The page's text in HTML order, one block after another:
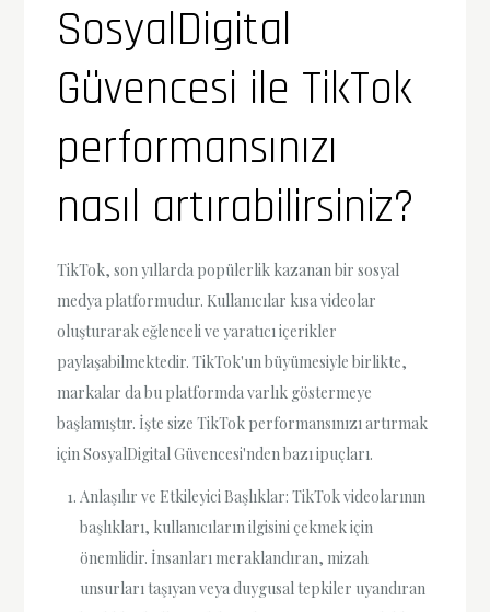
SosyalDigital
Güvencesi ile TikTok
performansınızı
nasıl artırabilirsiniz?
TikTok, son yıllarda popülerlik kazanan bir sosyal
medya platformudur. Kullanıcılar kısa videolar
oluşturarak eğlenceli ve yaratıcı içerikler
paylaşabilmektedir. TikTok'un büyümesiyle birlikte,
markalar da bu platformda varlık göstermeye
başlamıştır. İşte size TikTok performansınızı artırmak
için SosyalDigital Güvencesi'nden bazı ipuçları.
Anlaşılır ve Etkileyici Başlıklar: TikTok videolarının
başlıkları, kullanıcıların ilgisini çekmek için
önemlidir. İnsanları meraklandıran, mizah
unsurları taşıyan veya duygusal tepkiler uyandıran